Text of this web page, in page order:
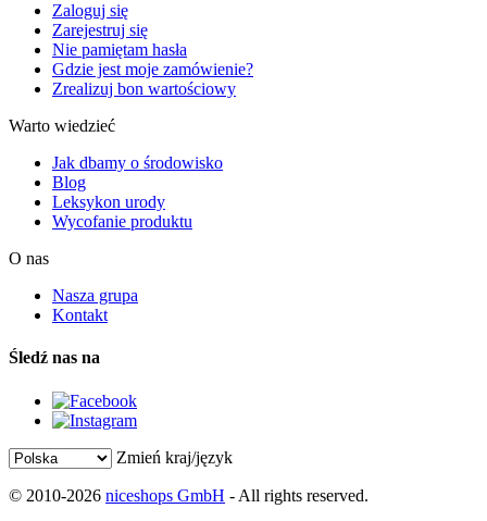
Zaloguj się
Zarejestruj się
Nie pamiętam hasła
Gdzie jest moje zamówienie?
Zrealizuj bon wartościowy
Warto wiedzieć
Jak dbamy o środowisko
Blog
Leksykon urody
Wycofanie produktu
O nas
Nasza grupa
Kontakt
Śledź nas na
Zmień kraj/język
© 2010-2026 niceshops GmbH - All rights reserved.